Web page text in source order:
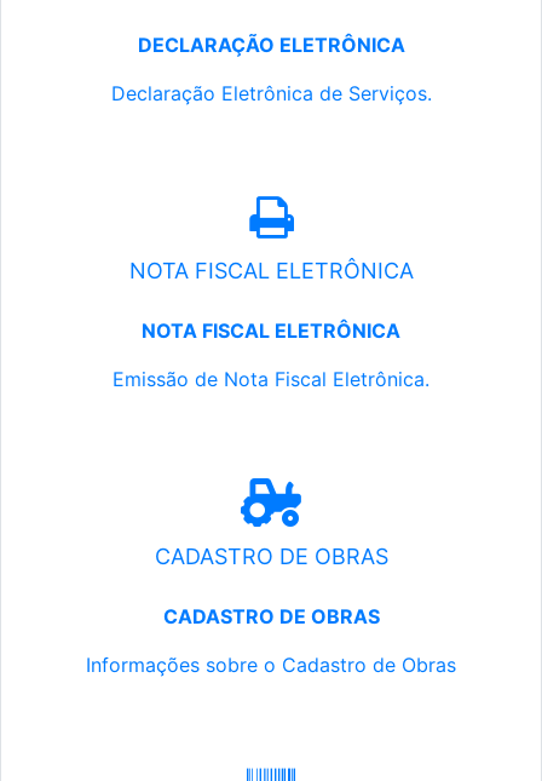
DECLARAÇÃO ELETRÔNICA
Declaração Eletrônica de Serviços.
NOTA FISCAL ELETRÔNICA
NOTA FISCAL ELETRÔNICA
Emissão de Nota Fiscal Eletrônica.
CADASTRO DE OBRAS
CADASTRO DE OBRAS
Informações sobre o Cadastro de Obras